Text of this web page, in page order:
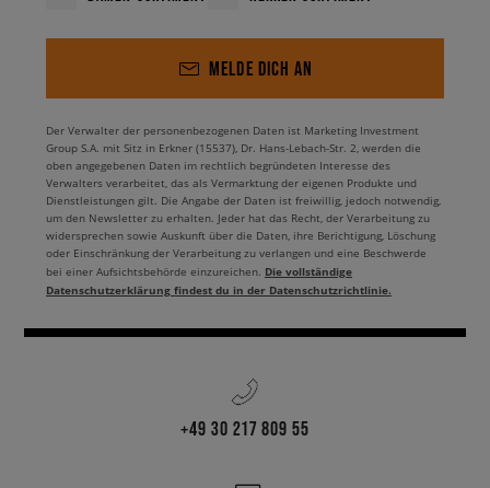
MELDE DICH AN
Der Verwalter der personenbezogenen Daten ist Marketing Investment
Group S.A. mit Sitz in Erkner (15537), Dr. Hans-Lebach-Str. 2, werden die
oben angegebenen Daten im rechtlich begründeten Interesse des
Verwalters verarbeitet, das als Vermarktung der eigenen Produkte und
Dienstleistungen gilt. Die Angabe der Daten ist freiwillig, jedoch notwendig,
um den Newsletter zu erhalten. Jeder hat das Recht, der Verarbeitung zu
widersprechen sowie Auskunft über die Daten, ihre Berichtigung, Löschung
oder Einschränkung der Verarbeitung zu verlangen und eine Beschwerde
bei einer Aufsichtsbehörde einzureichen. Die vollständige
Datenschutzerklärung findest du in der Datenschutzrichtlinie.
+49 30 217 809 55